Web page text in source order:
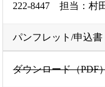
222-8447 担当：村
パンフレット/申込書
ダウンロード（PDF